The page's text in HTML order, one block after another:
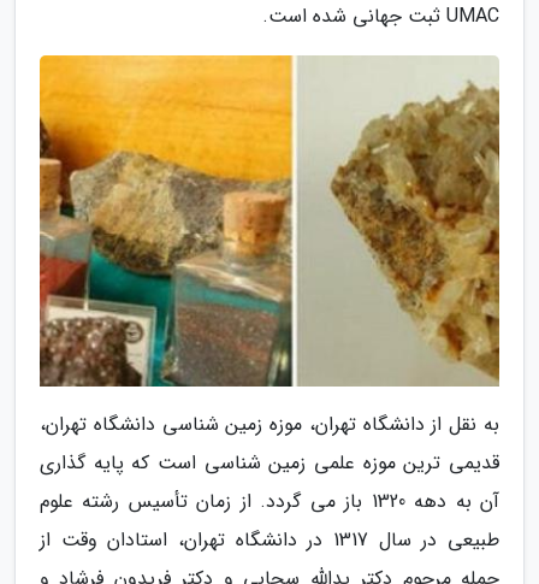
UMAC ثبت جهانی شده است.
به نقل از دانشگاه تهران، موزه زمین شناسی دانشگاه تهران،
قدیمی ترین موزه علمی زمین شناسی است که پایه گذاری
آن به دهه 1320 باز می گردد. از زمان تأسیس رشته علوم
طبیعی در سال 1317 در دانشگاه تهران، استادان وقت از